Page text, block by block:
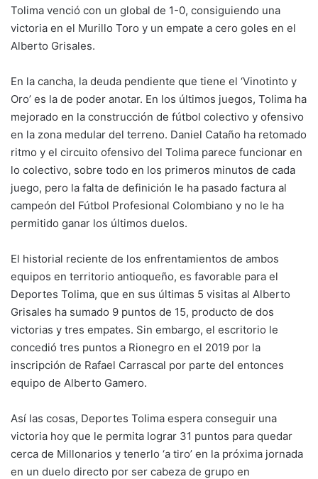
Tolima venció con un global de 1-0, consiguiendo una
victoria en el Murillo Toro y un empate a cero goles en el
Alberto Grisales.
En la cancha, la deuda pendiente que tiene el ‘Vinotinto y
Oro’ es la de poder anotar. En los últimos juegos, Tolima ha
mejorado en la construcción de fútbol colectivo y ofensivo
en la zona medular del terreno. Daniel Cataño ha retomado
ritmo y el circuito ofensivo del Tolima parece funcionar en
lo colectivo, sobre todo en los primeros minutos de cada
juego, pero la falta de definición le ha pasado factura al
campeón del Fútbol Profesional Colombiano y no le ha
permitido ganar los últimos duelos.
El historial reciente de los enfrentamientos de ambos
equipos en territorio antioqueño, es favorable para el
Deportes Tolima, que en sus últimas 5 visitas al Alberto
Grisales ha sumado 9 puntos de 15, producto de dos
victorias y tres empates. Sin embargo, el escritorio le
concedió tres puntos a Rionegro en el 2019 por la
inscripción de Rafael Carrascal por parte del entonces
equipo de Alberto Gamero.
Así las cosas, Deportes Tolima espera conseguir una
victoria hoy que le permita lograr 31 puntos para quedar
cerca de Millonarios y tenerlo ‘a tiro’ en la próxima jornada
en un duelo directo por ser cabeza de grupo en